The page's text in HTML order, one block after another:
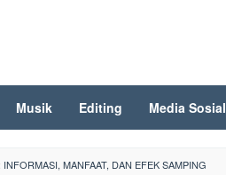
Musik Editing Media Sosial
MANFAAT, DAN EFEK SAMPING